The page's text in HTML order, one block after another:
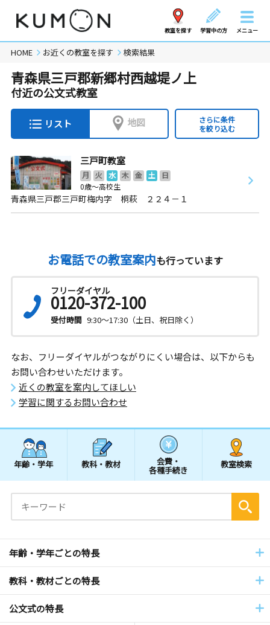
教室を探す 学習中の方 メニュー
HOME お近くの教室を探す 検索結果
青森県三戸郡新郷村西越堤ノ上
付近の公文式教室
リスト 地図
さらに条件
を絞り込む
三戸町教室
月 火 水 木 金 土
日
0歳～高校生
青森県三戸郡三戸町梅内字 桐萩 ２２４－１
お電話での教室案内も行っています
フリーダイヤル
0120-372-100
受付時間 9:30～17:30（土日、祝日除く）
なお、フリーダイヤルがつながりにくい場合は、以下からも
お問い合わせいただけます。
近くの教室を案内してほしい
学習に関するお問い合わせ
年齢・学年 教科・教材 会費・
各種手続き
教室検索
年齢・学年ごとの特長
教科・教材ごとの特長
公文式の特長